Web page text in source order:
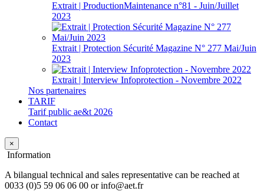
Extrait | ProductionMaintenance n°81 - Juin/Juillet
2023
Extrait | Protection Sécurité Magazine N° 277 Mai/Juin
2023
Extrait | Interview Infoprotection - Novembre 2022
Nos partenaires
TARIF
Tarif public ae&t 2026
Contact
×
Information
A bilangual technical and sales representative can be reached at
0033 (0)5 59 06 06 00 or info@aet.fr